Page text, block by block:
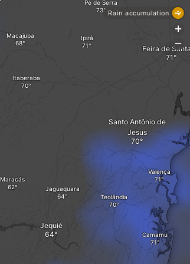
Jaguaquara
Maracás
Jequié
Teolândia
Ipirá
Itaberaba
Pé de Serra
Macajuba
Camamu
Santo Antônio de
Jesus
Valença
Feira de
Rain accumulation
+
-